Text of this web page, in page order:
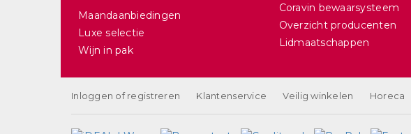
Maandaanbiedingen
Luxe selectie
Wijn in pak
Coravin bewaarsysteem
Overzicht producenten
Lidmaatschappen
Inloggen of registreren Klantenservice Veilig winkelen Horeca